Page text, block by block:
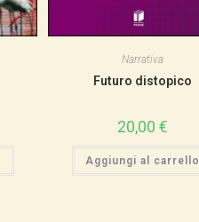
Narrativa
Futuro distopico
20,00 €
Aggiungi al carrello